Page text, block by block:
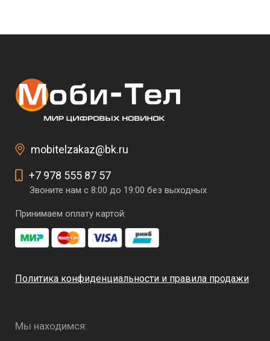
mobitelzakaz@bk.ru
+7 978 555 87 57
Звоните нам с 8:00 до 19:00 без выходных
Принимаем оплату картой:
Политика конфиденциальности и правила продажи
Мы находимся: